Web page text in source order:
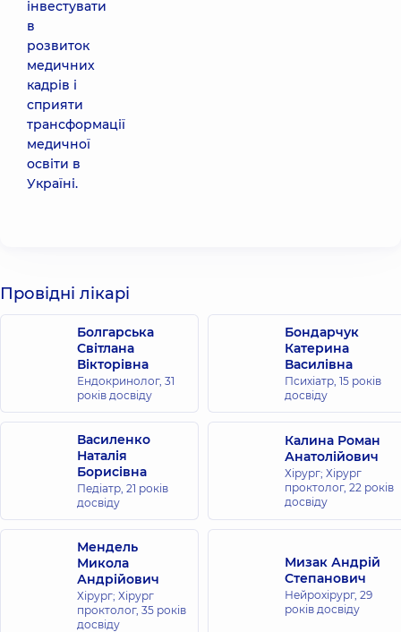
інвестувати
в
розвиток
медичних
кадрів і
сприяти
трансформації
медичної
освіти в
Україні.
Провідні лікарі
Болгарська
Світлана
Вікторівна
Ендокринолог, 31
років досвіду
Бондарчук
Катерина
Василівна
Психіатр, 15 років
досвіду
Василенко
Наталія
Борисівна
Педіатр, 21 років
досвіду
Калина Роман
Анатолійович
Хірург; Хірург
проктолог, 22 років
досвіду
Мендель
Микола
Андрійович
Хірург; Хірург
проктолог, 35 років
досвіду
Мизак Андрій
Степанович
Нейрохірург, 29
років досвіду